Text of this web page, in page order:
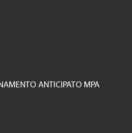
MODELLO DI PENSIONAMENTO ANTICIPATO MPA